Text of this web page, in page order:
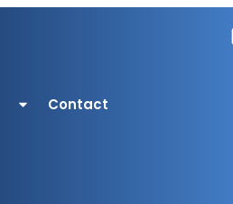
Contact